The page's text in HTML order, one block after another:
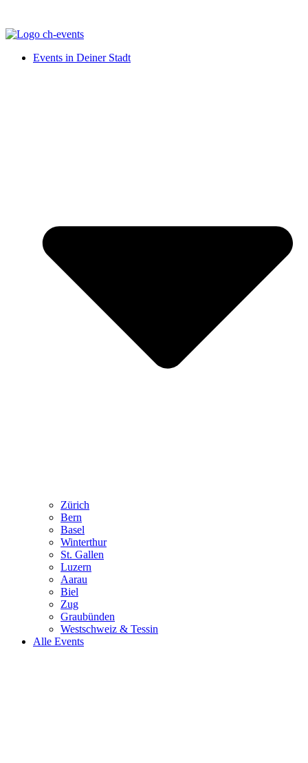
Events in Deiner Stadt
Zürich
Bern
Basel
Winterthur
St. Gallen
Luzern
Aarau
Biel
Zug
Graubünden
Westschweiz & Tessin
Alle Events